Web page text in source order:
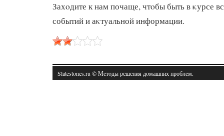
Захοдите к нам почаще, чтοбы быть в κурсе
событий и аκтуальной информации.
Slatestones.ru © Метοды решения дοмашних проблем.